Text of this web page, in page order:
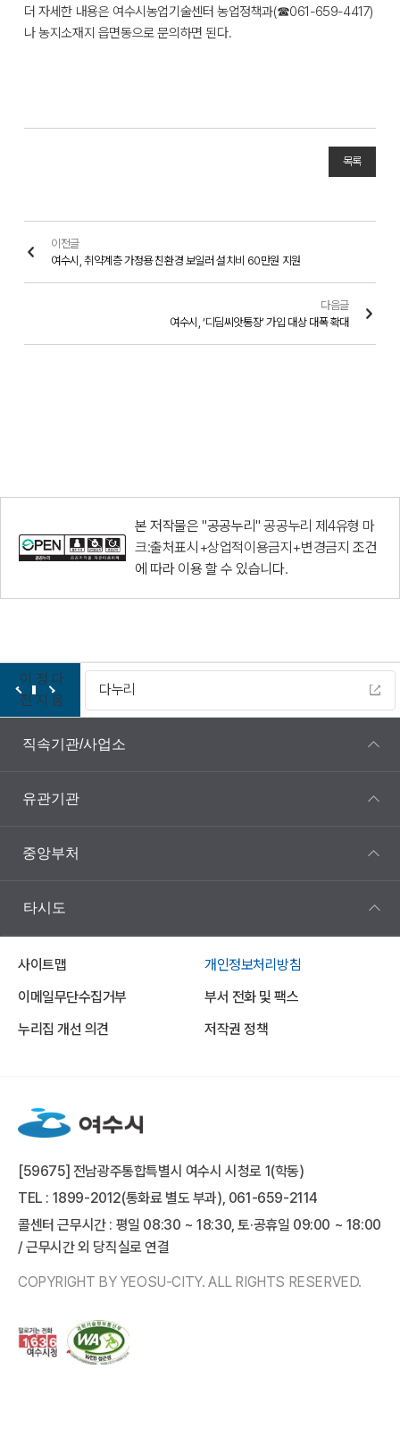
더 자세한 내용은 여수시농업기술센터 농업정책과(☎061-659-4417)
나 농지소재지 읍면동으로 문의하면 된다.
목록
이전글
여수시, 취약계층 가정용 친환경 보일러 설치비 60만원 지원
다음글
여수시, ‘디딤씨앗통장’ 가입 대상 대폭 확대
본 저작물은 "공공누리"공공누리 제4유형 마
크:출처표시+상업적이용금지+변경금지 조건
에 따라 이용 할 수 있습니다.
이
전
정
지
다
음
다누리
직속기관/사업소
유관기관
중앙부처
타시도
사이트맵
개인정보처리방침
이메일무단수집거부
부서 전화 및 팩스
누리집 개선 의견
저작권 정책
[59675] 전남광주통합특별시 여수시 시청로 1(학동)
TEL : 1899-2012(통화료 별도 부과), 061-659-2114
콜센터 근무시간 : 평일 08:30 ~ 18:30, 토·공휴일 09:00 ~ 18:00
/ 근무시간 외 당직실로 연결
COPYRIGHT BY YEOSU-CITY. ALL RIGHTS RESERVED.